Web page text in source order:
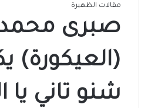
مقالات الظهيرة
صبرى
(العيكورة)
شنو تاني يا